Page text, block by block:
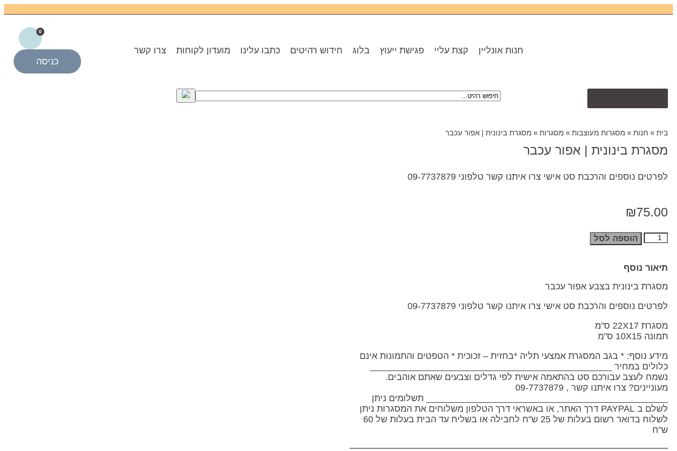
חנות אונליין קצת עליי פגישת ייעוץ בלוג חידוש רהיטים כתבו עלינו מועדון לקוחות צרו קשר
0
כניסה
בית » חנות » מסגרות מעוצבות » מסגרות » מסגרת בינונית | אפור עכבר
מסגרת בינונית | אפור עכבר
לפרטים נוספים והרכבת סט אישי צרו איתנו קשר טלפוני 09-7737879
₪75.00
הוספה לסל
תיאור נוסף
מסגרת בינונית בצבע אפור עכבר
לפרטים נוספים והרכבת סט אישי צרו איתנו קשר טלפוני 09-7737879
מסגרת 22X17 ס"מ
תמונה 10X15 ס"מ
מידע נוסף: * בגב המסגרת אמצעי תליה *בחזית – זכוכית * הטפטים והתמונות אינם
כלולים במחיר ________________________________________________
נשמח לעצב עבורכם סט בהתאמה אישית לפי גדלים וצבעים שאתם אוהבים.
מעוניינים? צרו איתנו קשר , 09-7737879
________________________________________________ תשלומים ניתן
לשלם ב PAYPAL דרך האתר, או באשראי דרך הטלפון משלוחים את המסגרות ניתן
לשלוח בדואר רשום בעלות של 25 ש"ח לחבילה או בשליח עד הבית בעלות של 60
ש"ח